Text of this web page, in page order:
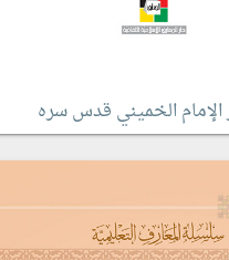
الإمام الخميني قدس سره